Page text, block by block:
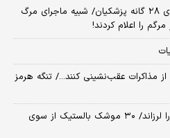
واکنش مهاجرانی به ادعای استعفای ۲۸ گانه پزشکیان/ شبیه ماجرای مرگ
از مذاکرات عقب‌نشینی کنند.../ تنگه هرمز
انفجارهای شدید پایتخت اوکراین را لرزاند/ ۳۰ موشک بالستیک از سوی